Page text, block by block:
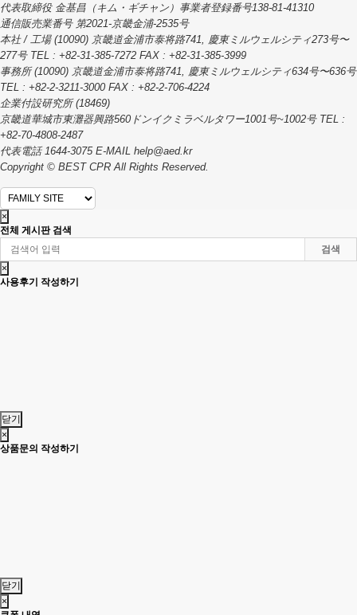
代表取締役 金基昌（キム・ギチャン）事業者登録番号138-81-41310
通信販売業番号 第2021-京畿金浦-2535号
本社 / 工場 (10090) 京畿道金浦市泰将路741, 慶東ミルウェルシティ273号〜
277号 TEL : +82-31-385-7272 FAX : +82-31-385-3999
事務所 (10090) 京畿道金浦市泰将路741, 慶東ミルウェルシティ634号〜636号
TEL : +82-2-3211-3000 FAX : +82-2-706-4224
企業付設研究所 (18469)
京畿道華城市東灘器興路560ドンイクミラベルタワー1001号~1002号 TEL :
+82-70-4808-2487
代表電話 1644-3075 E-MAIL help@aed.kr
Copyright © BEST CPR All Rights Reserved.
×
전체 게시판 검색
검색
×
사용후기 작성하기
닫기
×
상품문의 작성하기
닫기
×